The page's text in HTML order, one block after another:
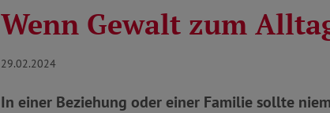
Wenn Gewalt zum
29.02.2024
In einer Beziehung oder einer Familie sollte